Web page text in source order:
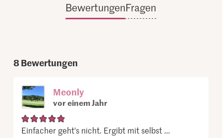
BewertungenFragen
8Bewertungen
Meonly
vor einem Jahr
Einfacher geht's nicht. Ergibt mit selbst ...